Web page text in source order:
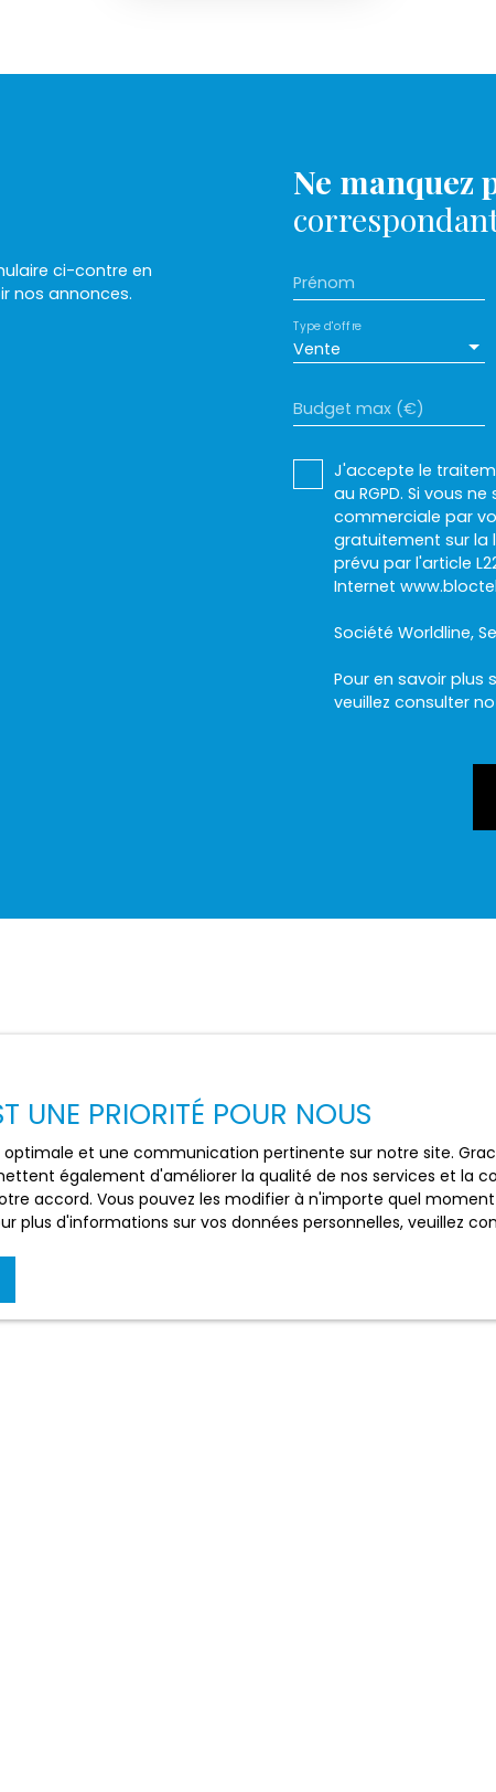
ci-contre en
nos annonces.
Ne manquez
Prénom
Vente
Type d'offre
Budget max (€)
J'accepte le
au RGPD. Si vous
commerciale par
gratuitement sur la
prévu par l'article
Internet
Société Worldline,
Pour en savoir plus
veuillez consulter
UNE PRIORITÉ POUR NOUS
et une communication pertinente sur notre site.
également d'améliorer la qualité de nos services et la
accord. Vous pouvez les modifier à n'importe quel
plus d'informations sur vos données personnelles, veuillez